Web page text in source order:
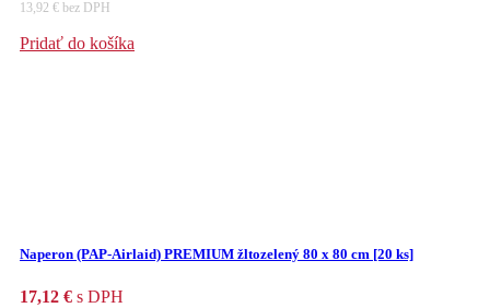
13,92 € bez DPH
Pridať do košíka
Naperon (PAP-Airlaid) PREMIUM žltozelený 80 x 80 cm [20 ks]
17,12 € s DPH